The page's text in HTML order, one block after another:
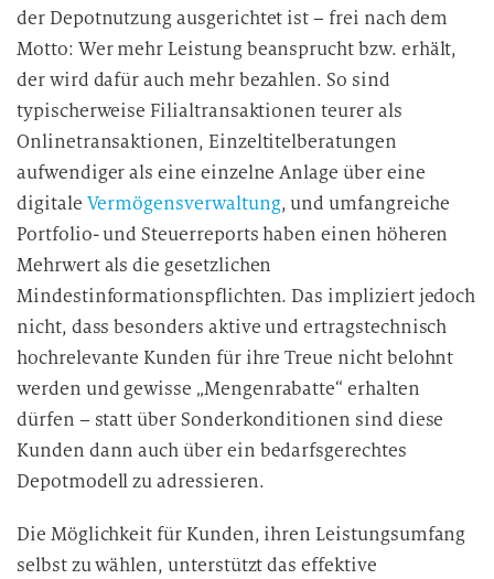
der Depotnutzung ausgerichtet ist – frei nach dem
Motto: Wer mehr Leistung beansprucht bzw. erhält,
der wird dafür auch mehr bezahlen. So sind
typischerweise Filialtransaktionen teurer als
Onlinetransaktionen, Einzeltitelberatungen
aufwendiger als eine einzelne Anlage über eine
digitale Vermögensverwaltung, und umfangreiche
Portfolio- und Steuerreports haben einen höheren
Mehrwert als die gesetzlichen
Mindestinformationspflichten. Das impliziert jedoch
nicht, dass besonders aktive und ertragstechnisch
hochrelevante Kunden für ihre Treue nicht belohnt
werden und gewisse „Mengenrabatte“ erhalten
dürfen – statt über Sonderkonditionen sind diese
Kunden dann auch über ein bedarfsgerechtes
Depotmodell zu adressieren.
Die Möglichkeit für Kunden, ihren Leistungsumfang
selbst zu wählen, unterstützt das effektive